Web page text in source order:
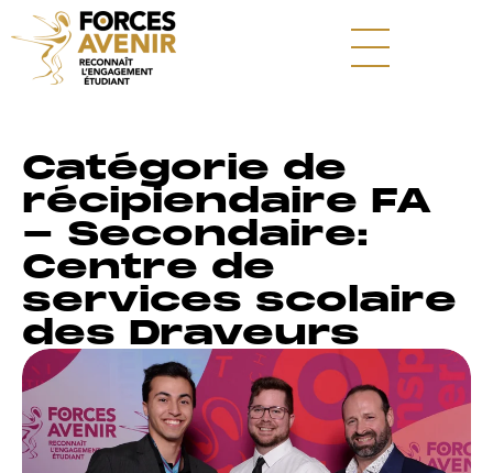
Catégorie de
récipiendaire FA
- Secondaire:
Centre de
services scolaire
des Draveurs